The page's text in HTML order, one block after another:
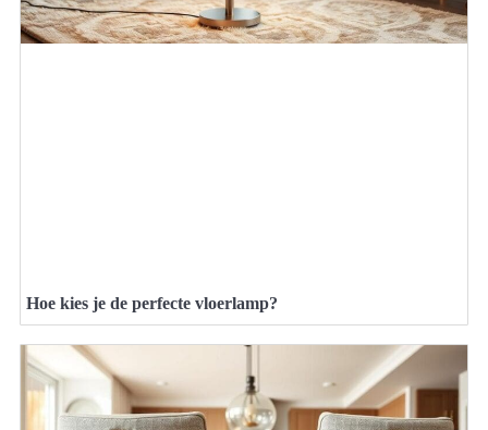
Hoe kies je de perfecte vloerlamp?